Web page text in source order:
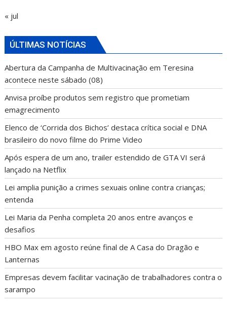
« jul
ÚLTIMAS NOTÍCIAS
Abertura da Campanha de Multivacinação em Teresina
acontece neste sábado (08)
Anvisa proíbe produtos sem registro que prometiam
emagrecimento
Elenco de ‘Corrida dos Bichos’ destaca crítica social e DNA
brasileiro do novo filme do Prime Video
Após espera de um ano, trailer estendido de GTA VI será
lançado na Netflix
Lei amplia punição a crimes sexuais online contra crianças;
entenda
Lei Maria da Penha completa 20 anos entre avanços e
desafios
HBO Max em agosto reúne final de A Casa do Dragão e
Lanternas
Empresas devem facilitar vacinação de trabalhadores contra o
sarampo